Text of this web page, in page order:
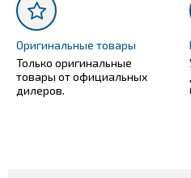
Оригинальные товары
Только оригинальные
товары от официальных
дилеров.